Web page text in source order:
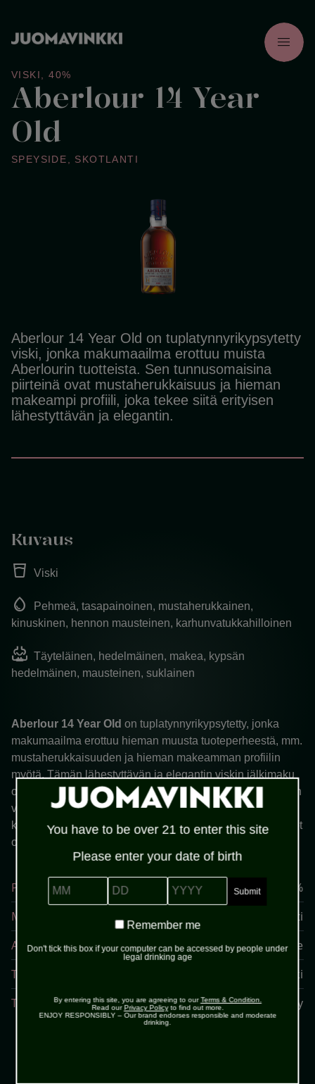
menu
VISKI ,40%
Aberlour 14 Year
Old
SPEYSIDE SKOTLANTI
Aberlour 14 Year Old on tuplatynnyrikypsytetty
viski, jonka makumaailma erottuu muista
Aberlourin tuotteista. Sen tunnusomaisina
piirteinä ovat mustaherukkaisuus ja hieman
makeampi profiili, joka tekee siitä erityisen
lähestyttävän ja elegantin.
Kuvaus
water_full Viski
water_drop
Pehmeä, tasapainoinen, mustaherukkainen,
kinuskinen, hennon mausteinen, karhunvatukkahilloinen
oxygen_saturation Täyteläinen, hedelmäinen, makea, kypsän
hedelmäinen, mausteinen, suklainen
Aberlour 14 Year Old on tuplatynnyrikypsytetty, jonka
makumaailma erottuu hieman muusta tuoteperheestä, mm.
mustaherukkaisuuden ja hieman makeamman profiilin
myötä. Tämän lähestyttävän ja elegantin viskin jälkimaku
on ihanan pitkä ja vie jopa kermaiseen suuntaan. Tuotteen
valmistuksessa on keskitytty luonnollisen
kypsytysprosessin ymmärtämiseen ja raaka-aineiden aidot
ominaisuudet on nostettu esiin.
Prosentti
40%
Maa
Skotlanti
Alue
Speyside
Tuote
Viski
Tuottaja
Aberlour Distillery
You have to be over 21 to enter this site
Please enter your date of birth
MM DD YYYY
Remember
Remember me
Don't tick this box if your computer can be accessed by people under
legal drinking age
By entering this site, you are agreeing to ourTerms & Condition.
Read our Privacy Policyto find out more.
ENJOY RESPONSIBLY – Our brand endorses responsible and moderate
drinking.